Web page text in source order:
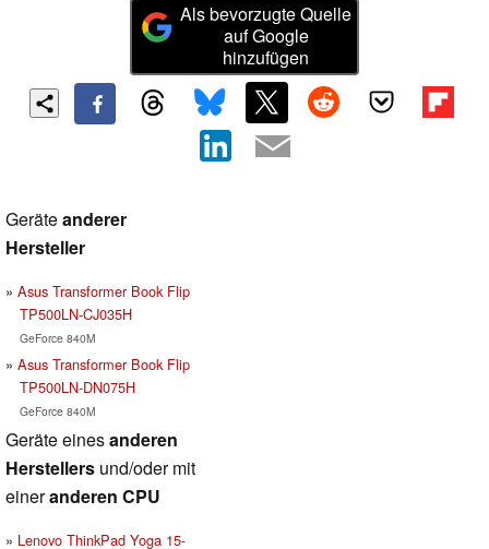
Als bevorzugte Quelle
auf Google
hinzufügen
Geräteanderer
Hersteller
Asus Transformer Book Flip
TP500LN-CJ035H
GeForce 840M
Asus Transformer Book Flip
TP500LN-DN075H
GeForce 840M
Geräte einesanderen
Herstellers und/oder mit
eineranderen CPU
Lenovo ThinkPad Yoga 15-